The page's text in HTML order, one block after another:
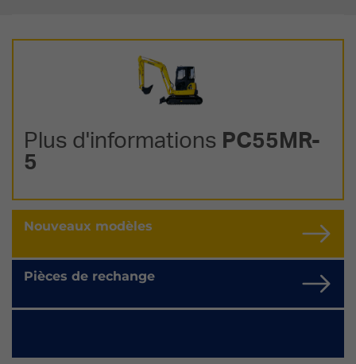
Plus d'informations PC55MR-
5
Nouveaux modèles
Pièces de rechange